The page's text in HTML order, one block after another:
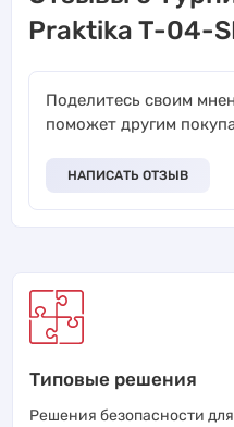
Praktika T-04-
Поделитесь своим
поможет другим
НАПИСАТЬ ОТЗЫВ
Типовые решения
Решения безопасности